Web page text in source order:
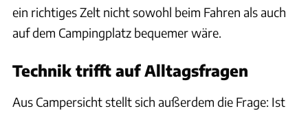
ein richtiges Zelt nicht sowohl beim Fahren als auch
auf dem Campingplatz bequemer wäre.
Technik trifft auf Alltagsfragen
Aus Campersicht stellt sich außerdem die Frage: Ist